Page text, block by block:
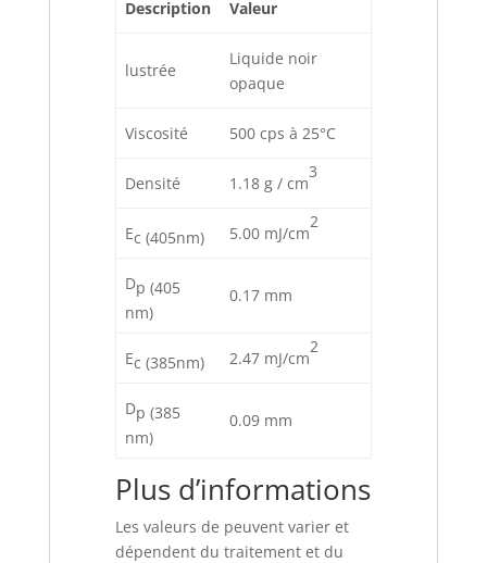
Description Valeur
lustrée
Liquide noir
opaque
Viscosité 500 cps à 25°C
Densité 1.18 g / cm
3
Ec (405nm) 5.00 mJ/cm
2
Dp (405
nm)
0.17 mm
Ec (385nm) 2.47 mJ/cm
2
Dp (385
nm)
0.09 mm
Plus d’informations
Les valeurs de peuvent varier et
dépendent du traitement et du